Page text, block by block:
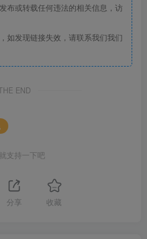
布或转载任何违法的相关信息，访
如发现链接失效，请联系我们我们
END
支持一下吧
分享 收藏